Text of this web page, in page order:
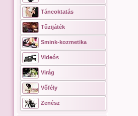
Táncoktatás
Tűzijáték
Smink-kozmetika
Videós
Virág
Vőfély
Zenész